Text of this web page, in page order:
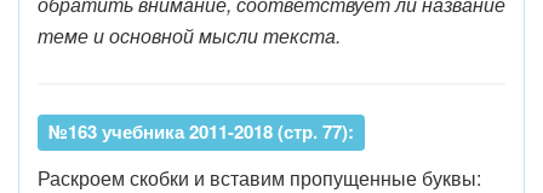
теме и основной мысли текста.
№163 учебника 2011-2018 (стр. 77):
Раскроем скобки и вставим пропущенные буквы: